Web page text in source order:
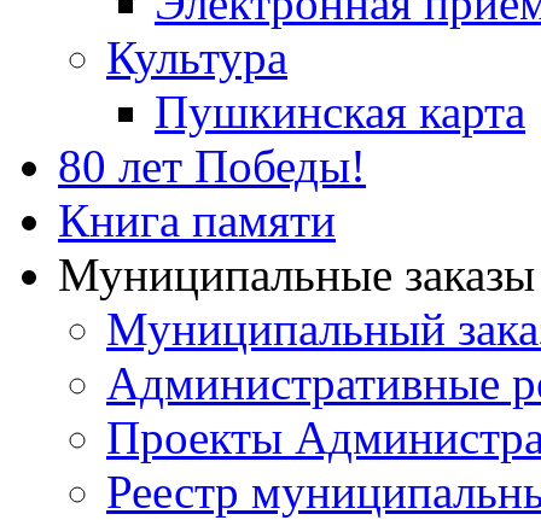
Культура
Пушкинская карта
80 лет Победы!
Книга памяти
Муниципальные
Муниципальный
Административные
Проекты
Реестр